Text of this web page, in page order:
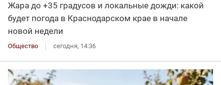
Жара до +35 градусов и локальные дожди: какой
будет погода в Краснодарском крае в начале
новой недели
Общество сегодня, 14:36